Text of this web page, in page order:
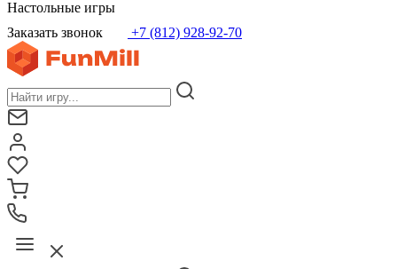
Настольные игры
Заказать звонок
+7 (812) 928-92-70